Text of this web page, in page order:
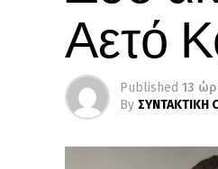
Αετό
Published 13
By ΣΥΝΤΑΚΤΙΚΗ